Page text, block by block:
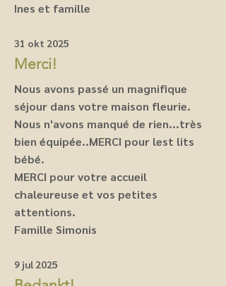
Ines et famille
31 okt 2025
Merci!
Nous avons passé un magnifique
séjour dans votre maison fleurie.
Nous n'avons manqué de rien...très
bien équipée..MERCI pour lest lits
bébé.
MERCI pour votre accueil
chaleureuse et vos petites
attentions.
Famille Simonis
9 jul 2025